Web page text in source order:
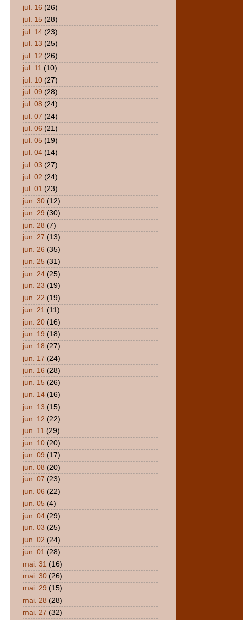
jul. 16 (26)
jul. 15 (28)
jul. 14 (23)
jul. 13 (25)
jul. 12 (26)
jul. 11 (10)
jul. 10 (27)
jul. 09 (28)
jul. 08 (24)
jul. 07 (24)
jul. 06 (21)
jul. 05 (19)
jul. 04 (14)
jul. 03 (27)
jul. 02 (24)
jul. 01 (23)
jun. 30 (12)
jun. 29 (30)
jun. 28 (7)
jun. 27 (13)
jun. 26 (35)
jun. 25 (31)
jun. 24 (25)
jun. 23 (19)
jun. 22 (19)
jun. 21 (11)
jun. 20 (16)
jun. 19 (18)
jun. 18 (27)
jun. 17 (24)
jun. 16 (28)
jun. 15 (26)
jun. 14 (16)
jun. 13 (15)
jun. 12 (22)
jun. 11 (29)
jun. 10 (20)
jun. 09 (17)
jun. 08 (20)
jun. 07 (23)
jun. 06 (22)
jun. 05 (4)
jun. 04 (29)
jun. 03 (25)
jun. 02 (24)
jun. 01 (28)
mai. 31 (16)
mai. 30 (26)
mai. 29 (15)
mai. 28 (28)
mai. 27 (32)